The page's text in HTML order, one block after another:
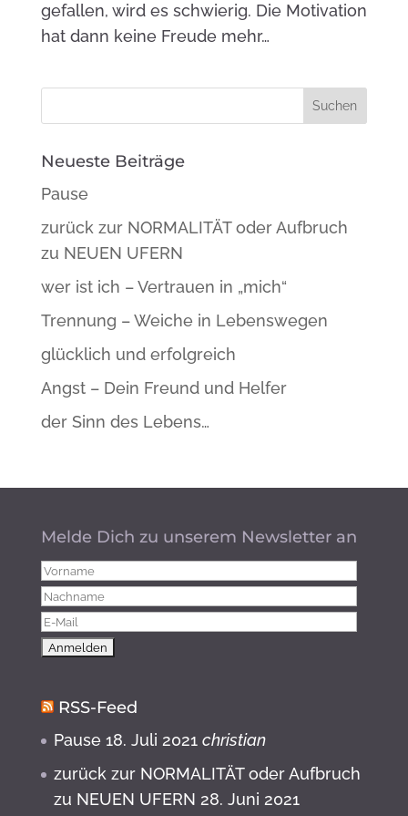
gefallen, wird es schwierig. Die Motivation
hat dann keine Freude mehr…
Neueste Beiträge
Pause
zurück zur NORMALITÄT oder Aufbruch
zu NEUEN UFERN
wer ist ich – Vertrauen in „mich“
Trennung – Weiche in Lebenswegen
glücklich und erfolgreich
Angst – Dein Freund und Helfer
der Sinn des Lebens…
Melde Dich zu unserem Newsletter an
RSS-Feed
Pause 18. Juli 2021 christian
zurück zur NORMALITÄT oder Aufbruch
zu NEUEN UFERN 28. Juni 2021